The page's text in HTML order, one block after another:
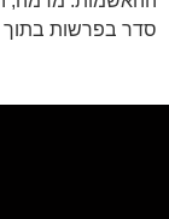
סדר בפרשות בתוך